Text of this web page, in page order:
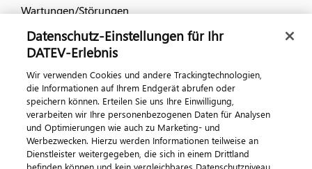
Wartungen/Störungen
Fernbetreuung online
DATEV Einverständniserklärungen
Cloud-Anwendungen
DATEV Arbeitnehmer online
DATEV Unternehmen online
Datenschutz-Einstellungen für Ihr
DATEV-Erlebnis
Wir verwenden Cookies und andere Trackingtechnologien,
die Informationen auf Ihrem Endgerät abrufen oder
speichern können. Erteilen Sie uns Ihre Einwilligung,
verarbeiten wir Ihre personenbezogenen Daten für Analysen
und Optimierungen wie auch zu Marketing- und
Werbezwecken. Hierzu werden Informationen teilweise an
Dienstleister weitergegeben, die sich in einem Drittland
befinden können und kein vergleichbares Datenschutzniveau